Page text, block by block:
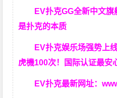
EV扑克GG全新中文旗
是扑克的本质
EV扑克娱乐场强势上
虎機100次！国际认证最安
EV扑克最新网址：